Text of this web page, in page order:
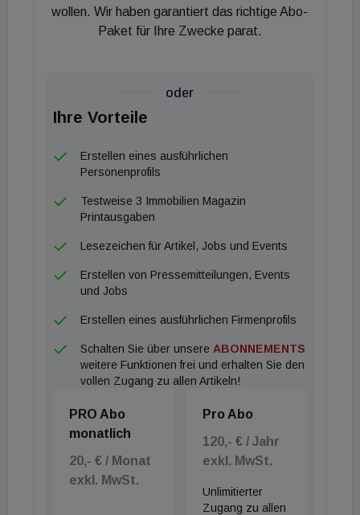
wollen. Wir haben garantiert das richtige Abo-
Paket für Ihre Zwecke parat.
oder
Ihre Vorteile
Erstellen eines ausführlichen
Personenprofils
Testweise 3 Immobilien Magazin
Printausgaben
Lesezeichen für Artikel, Jobs und Events
Erstellen von Pressemitteilungen, Events
und Jobs
Erstellen eines ausführlichen Firmenprofils
Schalten Sie über unsere ABONNEMENTS
weitere Funktionen frei und erhalten Sie den
vollen Zugang zu allen Artikeln!
PRO Abo
monatlich
20,- € / Monat
exkl. MwSt.
Pro Abo
120,- € / Jahr
exkl. MwSt.
Unlimitierter
Zugang zu allen